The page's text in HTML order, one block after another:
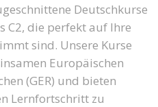
Deutschkurse
C2, die perfekt auf Ihre
sind. Unsere Kurse
Europäischen
(GER) und bieten
Lernfortschritt zu